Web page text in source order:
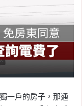
一戶的房子，那通